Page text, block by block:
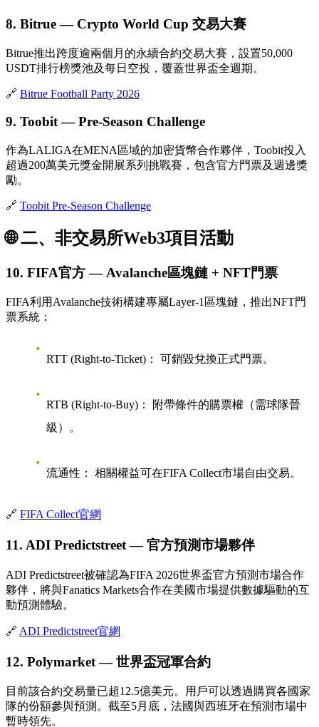
8. Bitrue — Crypto World Cup 交易大賽
Bitrue推出跨度逾兩個月的永續合約交易大賽，設置50,000
USDT排行榜獎池及每日空投，覆蓋世界盃全週期。
🔗 Bitrue Football Party 2026
9. Toobit — Pre-Season Challenge
作為LALIGA在MENA區域的加密貨幣合作夥伴，Toobit投入
超過200萬美元獎金開展系列挑戰賽，包含官方門票及週邊獎
勵。
🔗 Toobit Pre-Season Challenge
🌐 二、非交易所Web3項目活動
10. FIFA官方 — Avalanche區塊鏈 + NFT門票
FIFA利用Avalanche技術構建專屬Layer-1區塊鏈，推出NFT門
票系統：
RTT (Right-to-Ticket)： 可銷毀兌換正式門票。
RTB (Right-to-Buy)：
附帶條件的購票權（需球隊晉
級）。
流通性： 相關權益可在FIFA Collect市場自由交易。
🔗 FIFA Collect官網
11. ADI Predictstreet — 官方預測市場夥伴
ADI Predictstreet被確認為FIFA 2026世界盃官方預測市場合作
夥伴，將與Fanatics Markets合作在美國市場提供數據驅動的互
動預測體驗。
🔗 ADI Predictstreet官網
12. Polymarket — 世界盃冠軍合約
目前該合約交易量已超12.5億美元。用戶可以透過購買各國家
隊的份額參與預測。截至5月底，法國與西班牙在預測市場中
暫時領先。